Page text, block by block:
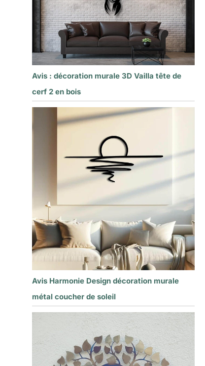
Avis : décoration murale 3D Vailla tête de
cerf 2 en bois
Avis Harmonie Design décoration murale
métal coucher de soleil